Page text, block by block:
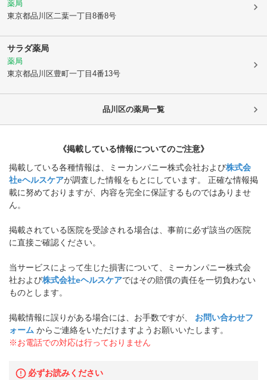
薬局
東京都品川区 二葉一丁目8番8号
サラダ薬局
薬局
東京都品川区豊町一丁目4番13号
品川区の薬局一覧
《掲載している情報についてのご注意》
掲載している各種情報は、ミーカンパニー株式会社および株式会
社eヘルスケアが調査した情報をもとにしています。 正確な情報掲
載に努めておりますが、内容を完全に保証するものではありませ
ん。
掲載されている医院を受診される場合は、事前に必ず該当の医院
に直接ご確認ください。
当サービスによって生じた損害について、ミーカンパニー株式会
社および株式会社eヘルスケアではその賠償の責任を一切負わない
ものとします。
掲載情報に誤りがある場合には、お手数ですが、
お問い合わせフ
ォーム からご連絡をいただけますようお願いいたします。
※お電話での対応は行っておりません
必ずお読みください